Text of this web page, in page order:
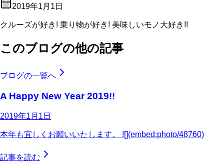
2019年1月1日
クルーズが好き! 乗り物が好き! 美味しいモノ大好き!!
このブログの他の記事
ブログの一覧へ
A Happy New Year 2019!!
2019年1月1日
本年も宜しくお願いいたします。 ![](embed:photo/48760)
記事を読む